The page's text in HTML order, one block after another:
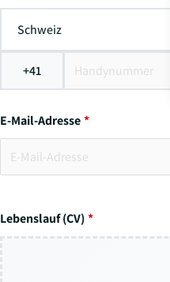
Schweiz
+41
E-Mail-Adresse
Lebenslauf (CV)